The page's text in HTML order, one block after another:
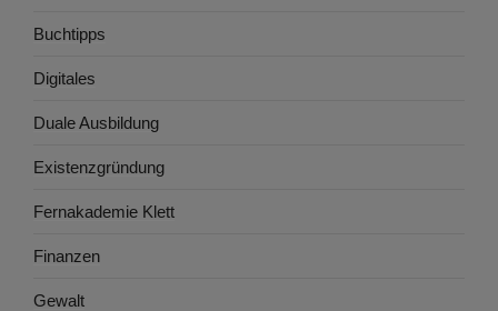
Buchtipps
Digitales
Duale Ausbildung
Existenzgründung
Fernakademie Klett
Finanzen
Gewalt